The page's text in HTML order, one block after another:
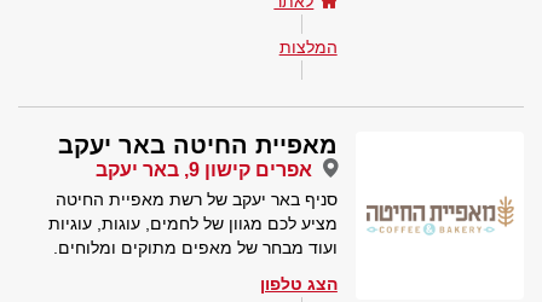
המלצות
מאפיית החיטה באר יעקב
אפרים קישון 9, באר יעקב
סניף באר יעקב של רשת מאפיית החיטה
מציע לכם מגוון של לחמים, עוגות, עוגיות
ועוד מבחר של מאפים מתוקים ומלוחים.
הצג טלפון